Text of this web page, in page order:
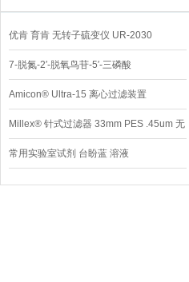
优肯 育肯 无转子硫变仪 UR-2030
7-脱氮-2′-脱氧鸟苷-5′-三磷酸
Amicon® Ultra-15 离心过滤装置
Millex® 针式过滤器 33mm PES .45um 无
菌
常用实验室试剂 台盼蓝 溶液